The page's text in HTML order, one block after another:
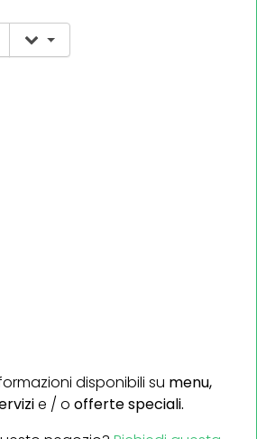
disponibili su menu,
e / o offerte speciali.